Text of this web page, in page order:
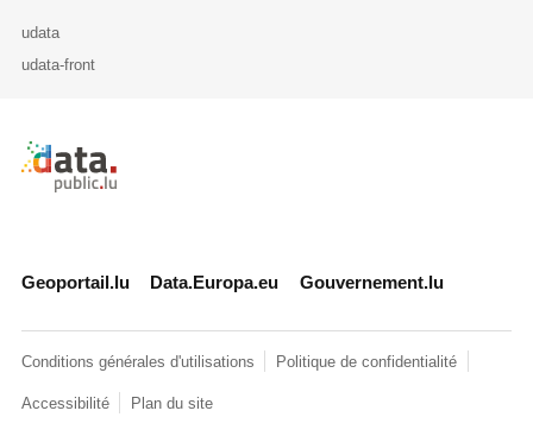
udata
udata-front
Retour à l'accueil de data.public.lu
Geoportail.lu Data.Europa.eu Gouvernement.lu
Conditions générales d'utilisations Politique de confidentialité
Accessibilité Plan du site